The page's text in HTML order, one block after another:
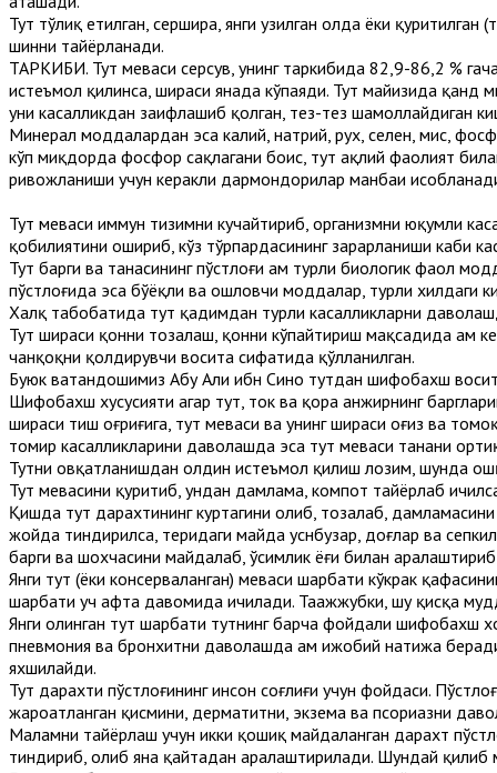
Тут тўлиқ етилган, сершира, янги узилган ҳолда ёки
шинни тайёрланади.
ТАРКИБИ. Тут меваси серсув, унинг таркибида 82,9-86,2 %
истеъмол қилинса, шираси янада кўпаяди. Тут майизида
уни касалликдан заифлашиб қолган, тез-тез шамоллайдиган
Минерал моддалардан эса калий, натрий, рух, селен, мис,
кўп миқдорда фосфор сақлагани боис, тут ақлий фаолият
ривожланиши учун керакли дармондорилар манбаи
Тут меваси иммун тизимни кучайтириб, организмни юқумли
қобилиятини ошириб, кўз тўрпардасининг зарарланиши каби
Тут барги ва танасининг пўстлоғи ҳам турли биологик фаол
пўстлоғида эса бўёқли ва ошловчи моддалар, турли хилдаги
Халқ табобатида тут қадимдан турли касалликларни
Тут шираси қонни тозалаш, қонни кўпайтириш мақсадида ҳам
чанқоқни қолдирувчи восита сифатида қўлланилган.
Буюк ватандошимиз Абу Али ибн Сино тутдан шифобахш
Шифобахш хусусияти агар тут, ток ва қора анжирнинг
шираси тиш оғриғига, тут меваси ва унинг шираси оғиз ва
томир касалликларини даволашда эса тут меваси танани
Тутни овқатланишдан олдин истеъмол қилиш лозим, шунда
Тут мевасини қуритиб, ундан дамлама, компот тайёрлаб
Қишда тут дарахтининг куртагини олиб, тозалаб,
жойда тиндирилса, теридаги майда ҳуснбузар, доғлар ва
барги ва шохчасини майдалаб, ўсимлик ёғи билан
Янги тут (ёки консерваланган) меваси шарбати кўкрак
шарбати уч ҳафта давомида ичилади. Таажжубки, шу қисқа
Янги олинган тут шарбати тутнинг барча фойдали шифобахш
пневмония ва бронхитни даволашда ҳам ижобий натижа
яхшилайди.
Тут дарахти пўстлоғининг инсон соғлиғи учун фойдаси.
жароҳатланган қисмини, дерматитни, экзема ва псориазни
Малҳамни тайёрлаш учун икки қошиқ майдаланган дарахт
тиндириб, олиб яна қайтадан аралаштирилади. Шундай қилиб